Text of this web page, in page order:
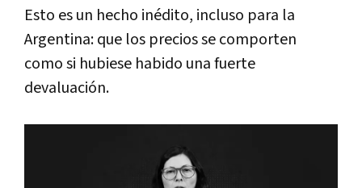
Esto es un hecho inédito, incluso para la
Argentina: que los precios se comporten
como si hubiese habido una fuerte
devaluación.